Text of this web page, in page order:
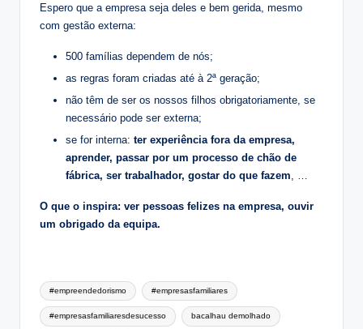
Espero que a empresa seja deles e bem gerida, mesmo
com gestão externa:
500 famílias dependem de nós;
as regras foram criadas até à 2ª geração;
não têm de ser os nossos filhos obrigatoriamente, se
necessário pode ser externa;
se for interna: ter experiência fora da empresa,
aprender, passar por um processo de chão de
fábrica, ser trabalhador, gostar do que fazem, …
O que o inspira: ver pessoas felizes na empresa, ouvir
um obrigado da equipa.
Tags:
#empreendedorismo #empresasfamiliares
#empresasfamiliaresdesucesso bacalhau demolhado